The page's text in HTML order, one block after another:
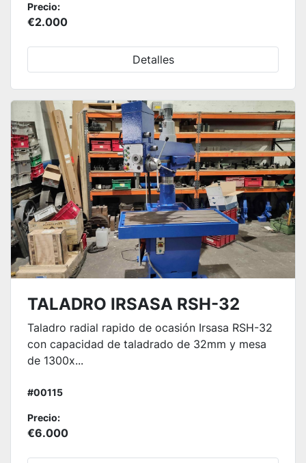
Precio:
€2.000
Detalles
TALADRO IRSASA RSH-32
Taladro radial rapido de ocasión Irsasa RSH-32
con capacidad de taladrado de 32mm y mesa
de 1300x...
#00115
Precio:
€6.000